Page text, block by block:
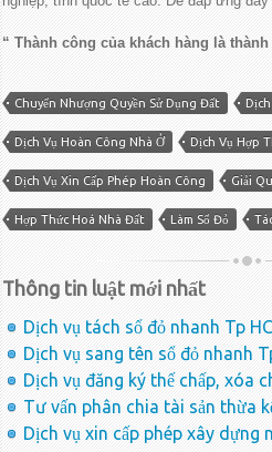
“ Thành công của khách hàng là
Chuyển Nhượng Quyền Sử Dụng Đất
Dịch Vụ Hoàn Công Nhà Ở Dịch Vụ Hợp
Dịch Vụ Xin Cấp Phép Hoàn Công Giải
Hợp Thức Hoá Nhà Đất Làm Sổ Đỏ
Thông tin luật mới nhất
Dịch vụ tách sổ đỏ nhanh Tp
Dịch vụ sang tên sổ đỏ nhanh
Dịch vụ đăng ký thế chấp, xóa
Tư vấn phân chia tài sản thừa
Dịch vụ xin cấp phép xây dựng